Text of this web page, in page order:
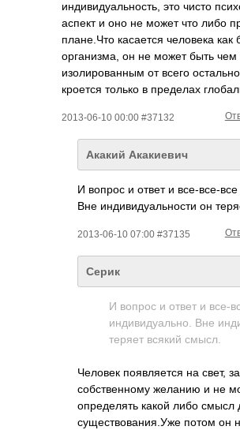
индивидуальность­, это чисто
аспект и оно не может что либо
плане.Что касается человека как
организма, он не может быть чем
изолированным от всего
кроется только в пределах
2013-06-10 00:00 #37132
Акакий Акакиевич
И вопрос и ответ и все-все-
Вне индивидуальности он
2013-06-10 07:00 #37135
Серик
И вопрос и ответ и все-
индивидуально. Вне
теряет всякий смысл.
Человек появляется на свет,
собственному желанию и не
определять какой либо смысл
существования.Уж­е потом он